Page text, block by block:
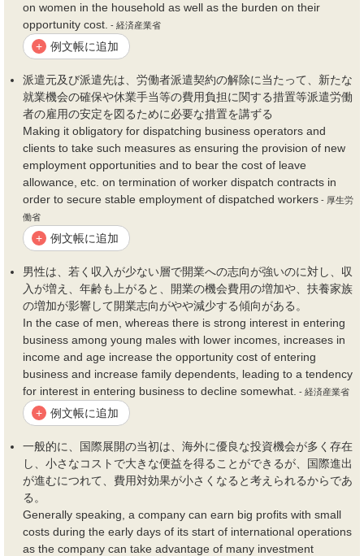
on women in the household as well as the burden on their
opportunity cost. - 経済産業省
+ 例文帳に追加
派遣元及び派遣先は、労働者派遣契約の解除に当たって、新たな
就業機会の確保や休業手当等の費用負担に関する措置等派遣労働
者の雇用の安定を図るために必要な措置を講ずる
Making it obligatory for dispatching business operators and
clients to take such measures as ensuring the provision of new
employment opportunities and to bear the cost of leave
allowance, etc. on termination of worker dispatch contracts in
order to secure stable employment of dispatched workers - 厚生労
働省
+ 例文帳に追加
男性は、若く収入が少ない層で開業への志向が強いのに対し、収
入が増え、年齢も上がると、開業の機会費用の増加や、扶養家族
の増加が影響して開業志向がやや減少する傾向がある。
In the case of men, whereas there is strong interest in entering
business among young males with lower incomes, increases in
income and age increase the opportunity cost of entering
business and increase family dependents, leading to a tendency
for interest in entering business to decline somewhat. - 経済産業省
+ 例文帳に追加
一般的に、国際展開の当初は、海外に優良な投資機会が多く存在
し、小さなコストで大きな便益を得ることができるが、国際進出
が進むにつれて、 費用対効果が小さくなると考えられるからであ
る。
Generally speaking, a company can earn big profits with small
costs during the early days of its start of international operations
as the company can take advantage of many investment